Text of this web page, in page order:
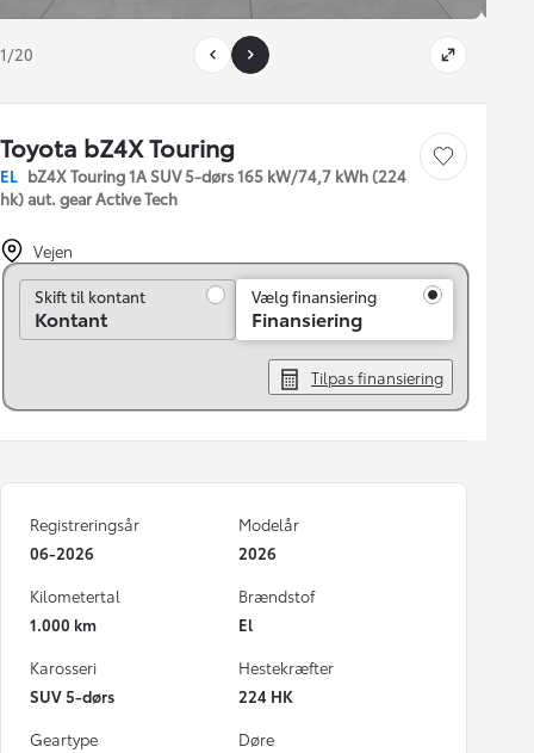
1/20
Toyota bZ4X Touring
EL bZ4X Touring 1A SUV 5-dørs 165 kW/74,7 kWh (224
hk) aut. gear Active Tech
Gem bil
Vejen
Skift til kontant
Skift til kontant
Kontant
Vælg finansiering
Finansiering
Tilpas finansiering
Registreringsår
06-2026
Modelår
2026
Kilometertal
1.000 km
Brændstof
El
Karosseri
SUV 5-dørs
Hestekræfter
224 HK
Geartype
Døre